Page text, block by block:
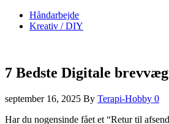
Håndarbejde
Kreativ / DIY
7 Bedste Digitale
september 16, 2025 By Terapi-Hobby 0
Har du nogensinde fået et “Retur til